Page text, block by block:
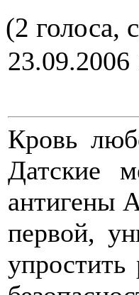
(2 голоса,
23.09.2006
Кровь
Датские
антигены
первой,